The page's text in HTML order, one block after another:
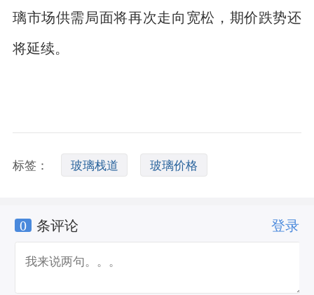
璃市场供需局面将再次走向宽松，期价跌势还
将延续。
标签： 玻璃栈道 玻璃价格
0 条评论 登录